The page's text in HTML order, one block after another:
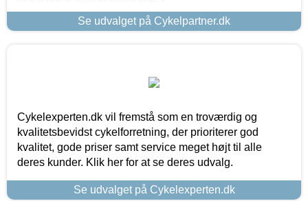
Se udvalget på Cykelpartner.dk
Cykelexperten.dk vil fremstå som en troværdig og
kvalitetsbevidst cykelforretning, der prioriterer god
kvalitet, gode priser samt service meget højt til alle
deres kunder. Klik her for at se deres udvalg.
Se udvalget på Cykelexperten.dk